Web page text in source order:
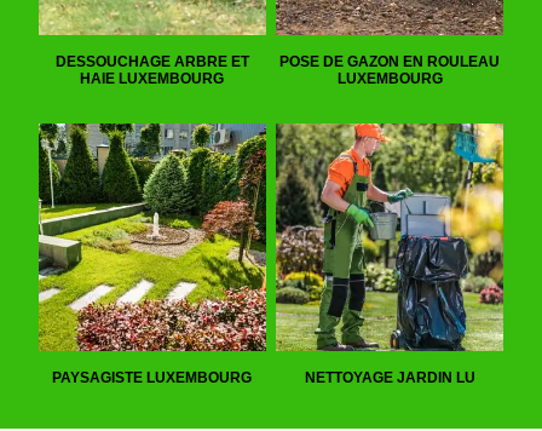
DESSOUCHAGE ARBRE ET
HAIE LUXEMBOURG
POSE DE GAZON EN ROULEAU
LUXEMBOURG
PAYSAGISTE LUXEMBOURG NETTOYAGE JARDIN LU